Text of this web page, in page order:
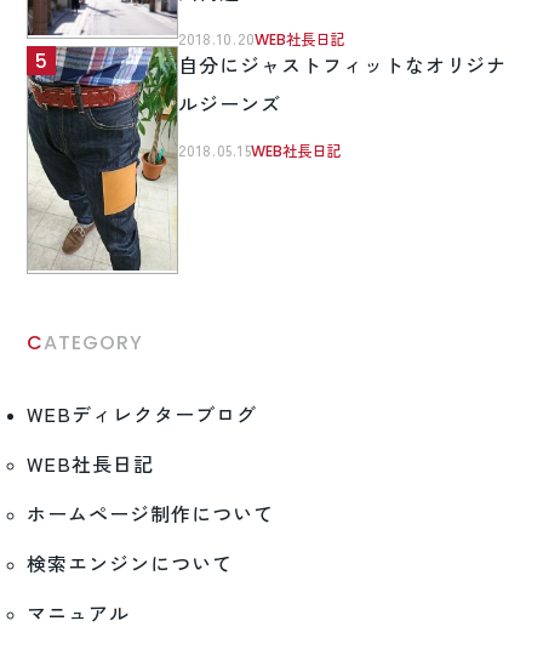
2018.10.20WEB社長日記
自分にジャストフィットなオリジナ
ルジーンズ
2018.05.15WEB社長日記
CATEGORY
WEBディレクターブログ
WEB社長日記
ホームページ制作について
検索エンジンについて
マニュアル